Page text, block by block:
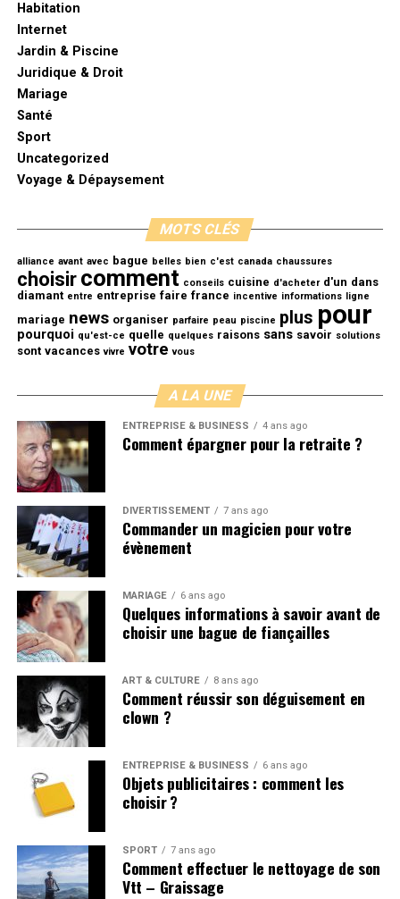
Habitation
Internet
Jardin & Piscine
Juridique & Droit
Mariage
Santé
Sport
Uncategorized
Voyage & Dépaysement
MOTS CLÉS
alliance avant avec bague belles bien c'est canada chaussures
choisir comment conseils cuisine d'acheter d'un dans
diamant entre entreprise faire france incentive informations ligne
mariage news organiser parfaire peau piscine plus pour
pourquoi qu'est-ce quelle quelques raisons sans savoir solutions
sont vacances vivre votre vous
A LA UNE
ENTREPRISE & BUSINESS 4 ans ago
Comment épargner pour la retraite ?
DIVERTISSEMENT 7 ans ago
Commander un magicien pour votre
évènement
MARIAGE 6 ans ago
Quelques informations à savoir avant de
choisir une bague de fiançailles
ART & CULTURE 8 ans ago
Comment réussir son déguisement en
clown ?
ENTREPRISE & BUSINESS 6 ans ago
Objets publicitaires : comment les
choisir ?
SPORT 7 ans ago
Comment effectuer le nettoyage de son
Vtt – Graissage